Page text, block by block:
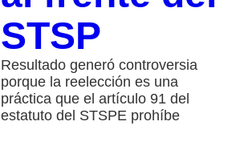
STSP
Resultado generó controversia
porque la reelección es una
práctica que el artículo 91 del
estatuto del STSPE prohíbe